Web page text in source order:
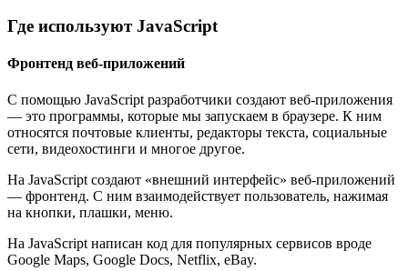
Где используют JavaScript
Фронтенд веб-приложений
С помощью JavaScript разработчики создают веб-приложения
— это программы, которые мы запускаем в браузере. К ним
относятся почтовые клиенты, редакторы текста, социальные
сети, видеохостинги и многое другое.
На JavaScript создают «внешний интерфейс» веб-приложений
— фронтенд. С ним взаимодействует пользователь, нажимая
на кнопки, плашки, меню.
На JavaScript написан код для популярных сервисов вроде
Google Maps, Google Docs, Netflix, eBay.